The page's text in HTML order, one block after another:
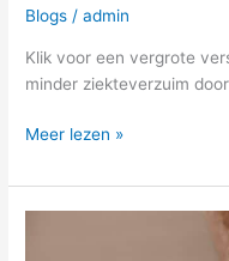
Blogs /admin
Klik voor een vergrote
minder ziekteverzuim
Meer lezen »